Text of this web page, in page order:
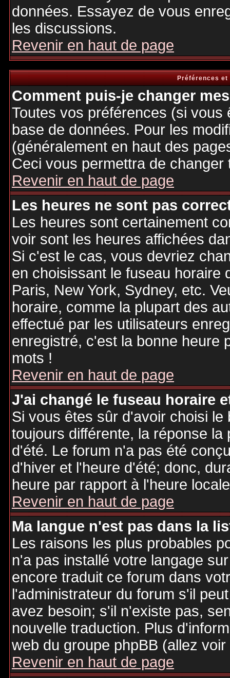
données. Essayez de vous
les discussions.
Revenir en haut de page
Préférences
Comment puis-je changer
Toutes vos préférences (si
base de données. Pour les
(généralement en haut des
Ceci vous permettra de
Revenir en haut de page
Les heures ne sont pas
Les heures sont certainement
voir sont les heures affichées
Si c'est le cas, vous devriez
en choisissant le fuseau horaire
Paris, New York, Sydney, etc.
horaire, comme la plupart des
effectué par les utilisateurs
enregistré, c'est la bonne heure
mots !
Revenir en haut de page
J'ai changé le fuseau horaire
Si vous êtes sûr d'avoir choisi
toujours différente, la réponse
d'été. Le forum n'a pas été
d'hiver et l'heure d'été; donc,
heure par rapport à l'heure
Revenir en haut de page
Ma langue n'est pas dans la
Les raisons les plus probables
n'a pas installé votre langage
encore traduit ce forum dans
l'administrateur du forum s'il
avez besoin; s'il n'existe pas,
nouvelle traduction. Plus
web du groupe phpBB (allez
Revenir en haut de page